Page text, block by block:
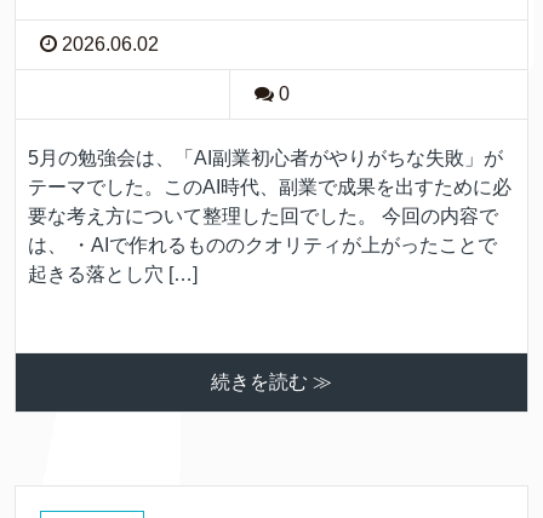
2026.06.02
0
5月の勉強会は、「AI副業初心者がやりがちな失敗」が
テーマでした。このAI時代、副業で成果を出すために必
要な考え方について整理した回でした。 今回の内容で
は、 ・AIで作れるもののクオリティが上がったことで
起きる落とし穴 […]
続きを読む ≫